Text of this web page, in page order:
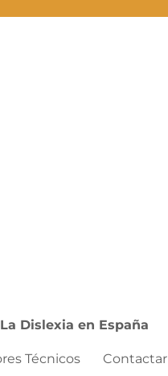
La Dislexia en España
Técnicos Contactar